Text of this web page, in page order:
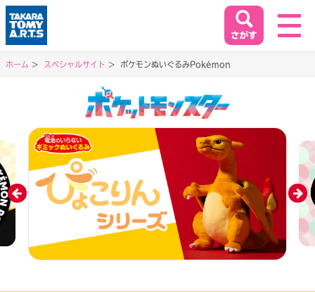
商品情報
PRODUCT
イベント&キャンペーン
EVENT&CAMPAIGN
閉じる
ホーム スペシャルサイト ポケモンぬいぐるみPokémon